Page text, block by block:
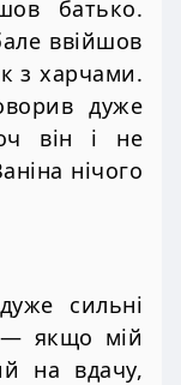
батько.
ввійшов
з харчами.
дуже
він і не
нічого
сильні
якщо мій
на вдачу,